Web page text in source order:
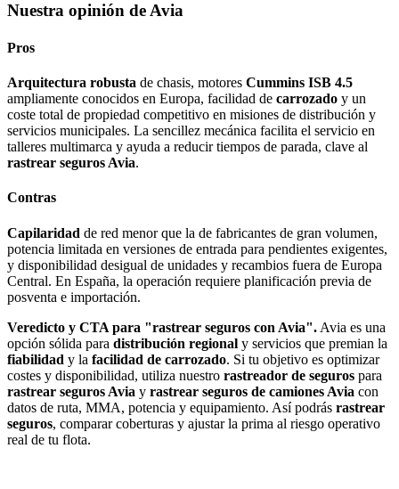
Nuestra opinión de Avia
Pros
Arquitectura robusta de chasis, motores Cummins ISB 4.5
ampliamente conocidos en Europa, facilidad de carrozado y un
coste total de propiedad competitivo en misiones de distribución y
servicios municipales. La sencillez mecánica facilita el servicio en
talleres multimarca y ayuda a reducir tiempos de parada, clave al
rastrear seguros Avia.
Contras
Capilaridad de red menor que la de fabricantes de gran volumen,
potencia limitada en versiones de entrada para pendientes exigentes,
y disponibilidad desigual de unidades y recambios fuera de Europa
Central. En España, la operación requiere planificación previa de
posventa e importación.
Veredicto y CTA para "rastrear seguros con Avia". Avia es una
opción sólida para distribución regional y servicios que premian la
fiabilidad y la facilidad de carrozado. Si tu objetivo es optimizar
costes y disponibilidad, utiliza nuestro rastreador de seguros para
rastrear seguros Avia y rastrear seguros de camiones Avia con
datos de ruta, MMA, potencia y equipamiento. Así podrás rastrear
seguros, comparar coberturas y ajustar la prima al riesgo operativo
real de tu flota.